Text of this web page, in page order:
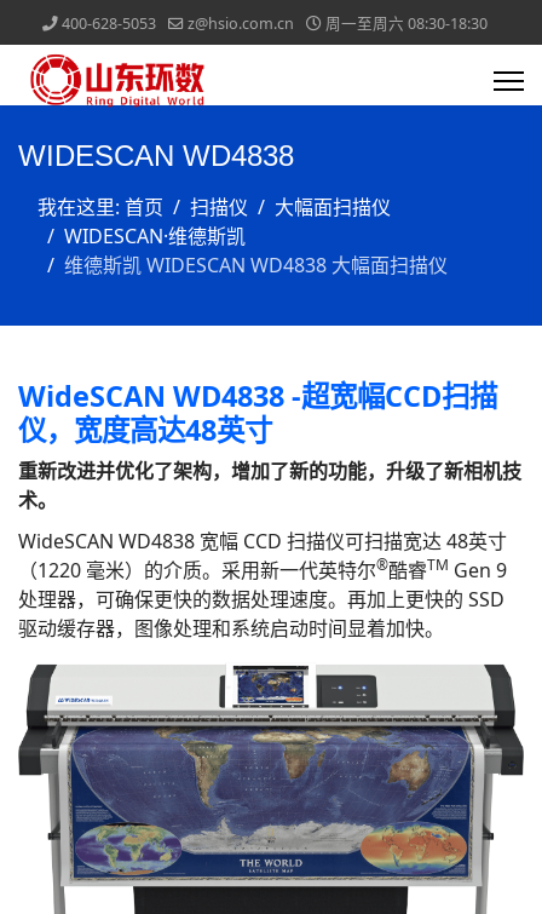
400-628-5053 z@hsio.com.cn 周一至周六 08:30-18:30
WIDESCAN WD4838
我在这里: 首页 扫描仪
大幅面扫描仪
WIDESCAN·维德斯凯
维德斯凯 WIDESCAN WD4838 大幅面扫描仪
WideSCAN WD4838 -超宽幅CCD扫描
仪，宽度高达48英寸
重新改进并优化了架构，增加了新的功能，升级了新相机技
术。
WideSCAN WD4838 宽幅 CCD 扫描仪可扫描宽达 48英寸
（1220 毫米）的介质。采用新一代英特尔®酷睿TM Gen 9
处理器，可确保更快的数据处理速度。再加上更快的 SSD
驱动缓存器，图像处理和系统启动时间显着加快。